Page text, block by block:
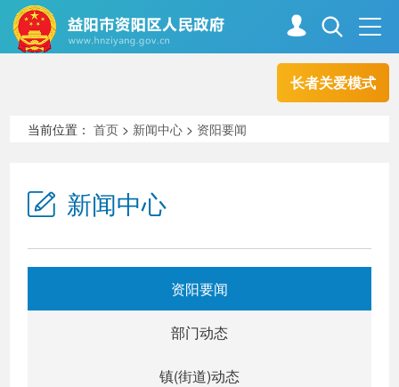
长者关爱模式
走进资阳
新闻中心 解读回应
政务服务 互动交流
当前位置：首页 > 新闻中心 > 资阳要闻
新闻中心
资阳要闻
部门动态
镇(街道)动态